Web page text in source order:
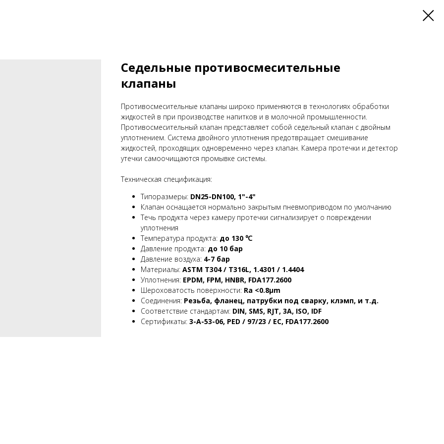
Седельные противосмесительные
клапаны
Противосмесительные клапаны широко применяются в технологиях обработки
жидкостей в при производстве напитков и в молочной промышленности.
Противосмесительный клапан представляет собой седельный клапан с двойным
уплотнением. Система двойного уплотнения предотвращает смешивание
жидкостей, проходящих одновременно через клапан. Камера протечки и детектор
утечки самоочищаются промывке системы.
Техническая спецификация:
Типоразмеры: DN25-DN100, 1"-4"
Клапан оснащается нормально закрытым пневмоприводом по умолчанию
Течь продукта через камеру протечки сигнализирует о повреждении
уплотнения
Температура продукта: до 130 ℃
Давление продукта: до 10 бар
Давление воздуха: 4-7 бар
Материалы: ASTM T304 / T316L, 1.4301 / 1.4404
Уплотнения: EPDM, FPM, HNBR, FDA177.2600
Шероховатость поверхности: Ra <0.8μm
Соединения: Резьба, фланец, патрубки под сварку, клэмп, и т.д.
Соответствие стандартам: DIN, SMS, RJT, 3A, ISO, IDF
Сертификаты: 3-A-53-06, PED / 97/23 / EC, FDA177.2600